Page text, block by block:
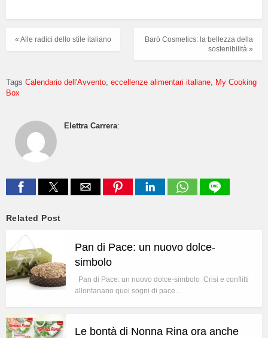
Barò Cosmetics: la bellezza della
sostenibilità »
« Alle radici dello stile italiano
Tags Calendario dell'Avvento eccellenze alimentari italiane
My Cooking
Box
Elettra Carrera:
Related Post
Pan di Pace: un nuovo dolce-
simbolo
Pan di Pace: un nuovo dolce-simbolo Crisi e conflitti
allontanano quei sogni di pace…
Le bontà di Nonna Rina ora anche